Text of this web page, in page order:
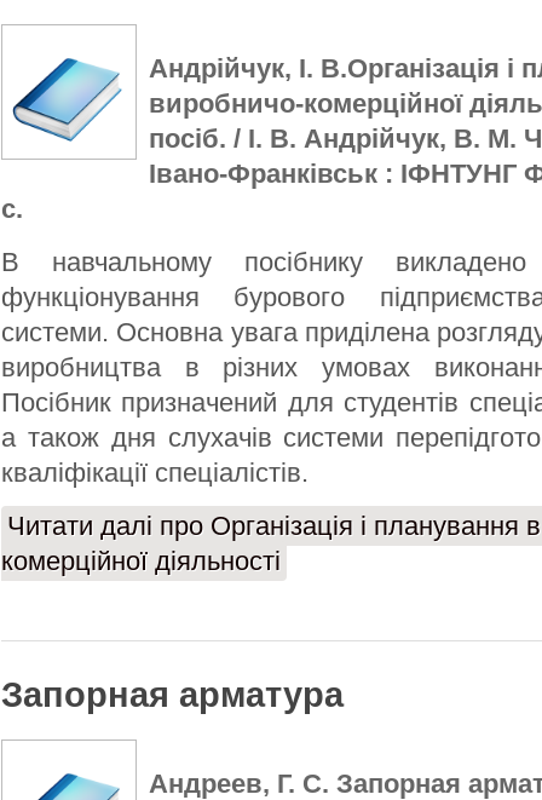
Андрійчук, І. В.Організація і
виробничо-комерційної
посіб. / І. В. Андрійчук, В. М.
Івано-Франківськ : ІФНТУНГ
с.
В навчальному посібнику
функціонування бурового
системи. Основна увага приділена
виробництва в різних умовах
Посібник призначений для студентів
а також дня слухачів системи
кваліфікації спеціалістів.
Читати далі про Організація і планування
комерційної діяльності
Запорная арматура
Андреев, Г. С. Запорная